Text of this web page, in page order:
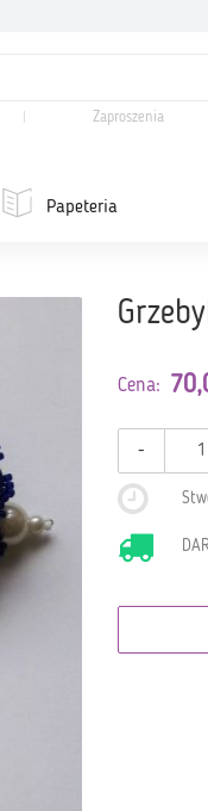
Zaproszenia
Papeteria
Cena:
-